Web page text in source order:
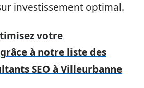
investissement optimal.
votre
à notre liste des
SEO à Villeurbanne